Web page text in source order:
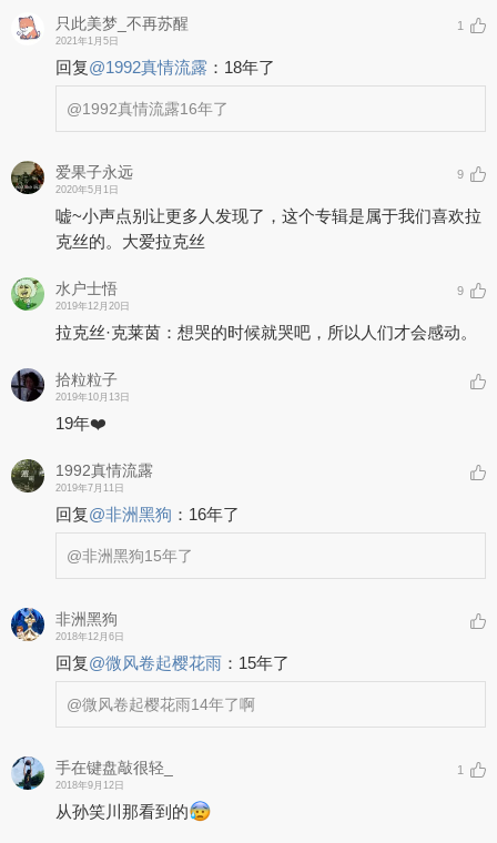
只此美梦_不再苏醒
2021年1月5日
1
回复@1992真情流露 ： 18年了
@1992真情流露16年了
爱果子永远
2020年5月1日
9
嘘~小声点别让更多人发现了，这个专辑是属于我们喜欢拉
克丝的。大爱拉克丝
水户士悟
2019年12月20日
9
拉克丝·克莱茵：想哭的时候就哭吧，所以人们才会感动。
拾粒粒子
2019年10月13日
19年❤️
1992真情流露
2019年7月11日
回复@非洲黑狗 ： 16年了
@非洲黑狗15年了
非洲黑狗
2018年12月6日
回复@微风卷起樱花雨 ： 15年了
@微风卷起樱花雨14年了啊
手在键盘敲很轻_
2018年9月12日
1
从孙笑川那看到的